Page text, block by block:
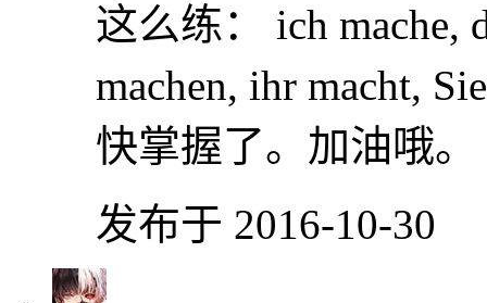
这么练： ich mache,
machen, ihr macht,
快掌握了。加油哦。
发布于 2016-10-30